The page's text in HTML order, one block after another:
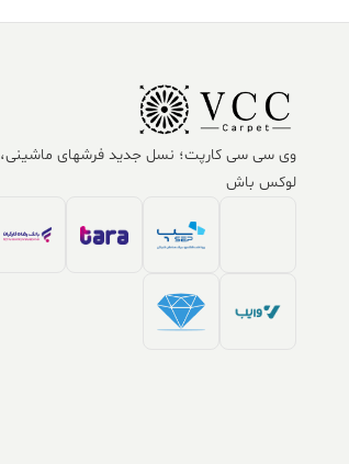
وی سی سی کارپت؛ نسل جدید فرشهای ماشینی،
لوکس باش